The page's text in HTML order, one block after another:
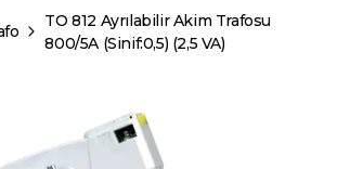
TO 812 Ayrılabilir Akim Trafosu
800/5A (Sinif:0,5) (2,5 VA)